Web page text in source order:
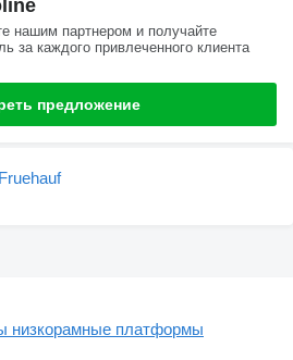
нашим партнером и получайте
за каждого привлеченного клиента
предложение
низкорамные платформы